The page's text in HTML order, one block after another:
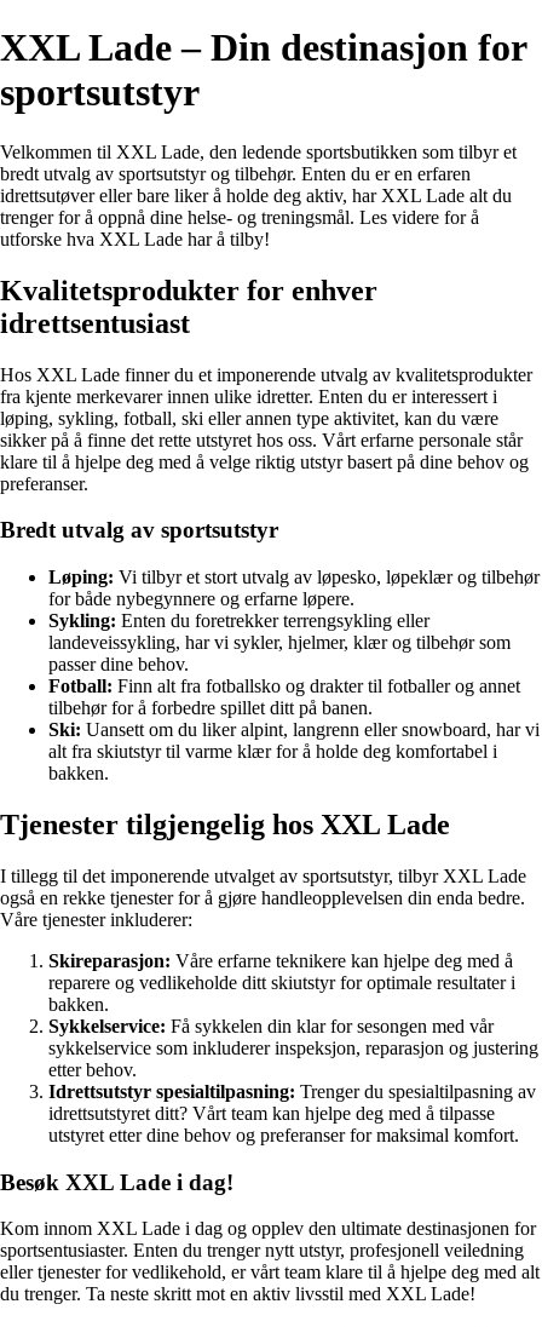
XXL Lade – Din destinasjon for
sportsutstyr
Velkommen til XXL Lade, den ledende sportsbutikken som tilbyr et
bredt utvalg av sportsutstyr og tilbehør. Enten du er en erfaren
idrettsutøver eller bare liker å holde deg aktiv, har XXL Lade alt du
trenger for å oppnå dine helse- og treningsmål. Les videre for å
utforske hva XXL Lade har å tilby!
Kvalitetsprodukter for enhver
idrettsentusiast
Hos XXL Lade finner du et imponerende utvalg av kvalitetsprodukter
fra kjente merkevarer innen ulike idretter. Enten du er interessert i
løping, sykling, fotball, ski eller annen type aktivitet, kan du være
sikker på å finne det rette utstyret hos oss. Vårt erfarne personale står
klare til å hjelpe deg med å velge riktig utstyr basert på dine behov og
preferanser.
Bredt utvalg av sportsutstyr
Løping: Vi tilbyr et stort utvalg av løpesko, løpeklær og tilbehør
for både nybegynnere og erfarne løpere.
Sykling: Enten du foretrekker terrengsykling eller
landeveissykling, har vi sykler, hjelmer, klær og tilbehør som
passer dine behov.
Fotball: Finn alt fra fotballsko og drakter til fotballer og annet
tilbehør for å forbedre spillet ditt på banen.
Ski: Uansett om du liker alpint, langrenn eller snowboard, har vi
alt fra skiutstyr til varme klær for å holde deg komfortabel i
bakken.
Tjenester tilgjengelig hos XXL Lade
I tillegg til det imponerende utvalget av sportsutstyr, tilbyr XXL Lade
også en rekke tjenester for å gjøre handleopplevelsen din enda bedre.
Våre tjenester inkluderer:
Skireparasjon: Våre erfarne teknikere kan hjelpe deg med å
reparere og vedlikeholde ditt skiutstyr for optimale resultater i
bakken.
Sykkelservice: Få sykkelen din klar for sesongen med vår
sykkelservice som inkluderer inspeksjon, reparasjon og justering
etter behov.
Idrettsutstyr spesialtilpasning: Trenger du spesialtilpasning av
idrettsutstyret ditt? Vårt team kan hjelpe deg med å tilpasse
utstyret etter dine behov og preferanser for maksimal komfort.
Besøk XXL Lade i dag!
Kom innom XXL Lade i dag og opplev den ultimate destinasjonen for
sportsentusiaster. Enten du trenger nytt utstyr, profesjonell veiledning
eller tjenester for vedlikehold, er vårt team klare til å hjelpe deg med alt
du trenger. Ta neste skritt mot en aktiv livsstil med XXL Lade!